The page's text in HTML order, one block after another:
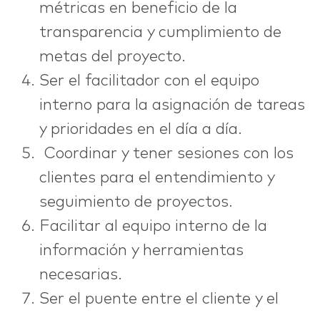
métricas en beneficio de la
transparencia y cumplimiento de
metas del proyecto.
Ser el facilitador con el equipo
interno para la asignación de tareas
y prioridades en el día a día.
Coordinar y tener sesiones con los
clientes para el entendimiento y
seguimiento de proyectos.
Facilitar al equipo interno de la
información y herramientas
necesarias.
Ser el puente entre el cliente y el